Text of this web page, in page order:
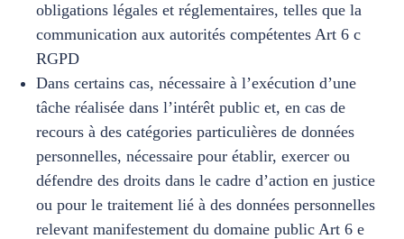
obligations légales et réglementaires, telles que la
communication aux autorités compétentes Art 6 c
RGPD
Dans certains cas, nécessaire à l’exécution d’une
tâche réalisée dans l’intérêt public et, en cas de
recours à des catégories particulières de données
personnelles, nécessaire pour établir, exercer ou
défendre des droits dans le cadre d’action en justice
ou pour le traitement lié à des données personnelles
relevant manifestement du domaine public Art 6 e